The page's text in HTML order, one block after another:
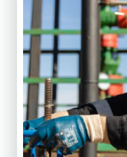
Практика на
ИНК, а также в
курсов
Конкурсный
на
2–3
месяца до